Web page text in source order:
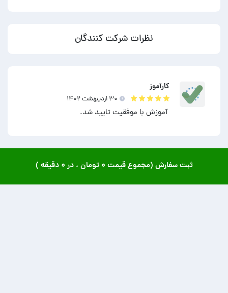
نظرات شرکت کنندگان
کارآموز
۳۰ ارديبهشت ۱۴۰۲
آموزش با موفقیت تایید شد.
ثبت سفارش (مجموع قیمت ۰ تومان ، در ۰ دقیقه )